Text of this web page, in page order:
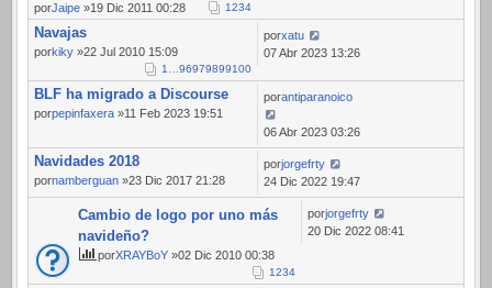
porJaipe »19 Dic 2011 00:28 1234
Navajas
porkiky »22 Jul 2010 15:09
1 96979899100
porxatu
07 Abr 2023 13:26
BLF ha migrado a Discourse
porpepinfaxera »11 Feb 2023 19:51
porantiparanoico
06 Abr 2023 03:26
Navidades 2018
pornamberguan »23 Dic 2017 21:28
porjorgefrty
24 Dic 2022 19:47
Cambio de logo por uno más
navideño?
porXRAYBoY »02 Dic 2010 00:38
1234
porjorgefrty
20 Dic 2022 08:41